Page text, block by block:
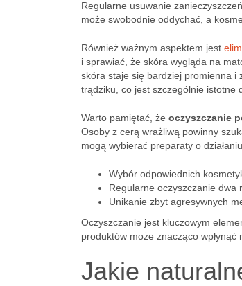
Regularne usuwanie
może swobodnie oddychać, a
Również ważnym aspektem jest
i sprawiać, że skóra wygląda na
skóra staje się bardziej promienna i
trądziku, co jest szczególnie istotne
Warto pamiętać, że oczyszczanie
Osoby z cerą wrażliwą powinny
mogą wybierać preparaty o
Wybór odpowiednich
Regularne oczyszczanie dwa
Unikanie zbyt agresywnych
Oczyszczanie jest kluczowym
produktów może znacząco
Jakie